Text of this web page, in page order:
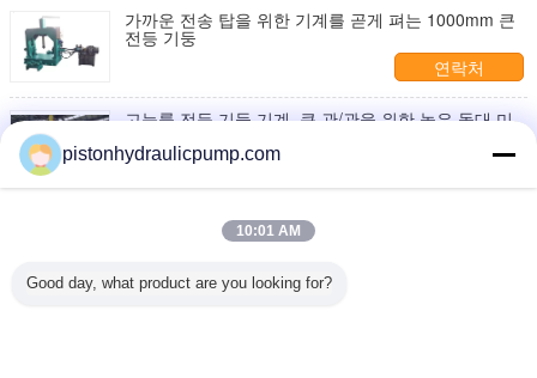
가까운 전송 탑을 위한 기계를 곧게 펴는 1000mm 큰
전등 기둥
연락처
고능률 전등 기둥 기계, 큰 관/관을 위한 높은 돛대 미
원뿔 폴란드 둥근 막대기를 위한 자동적인 기본 격판덮
pistonhydraulicpump.com
10:01 AM
Good day, what product are you looking for?